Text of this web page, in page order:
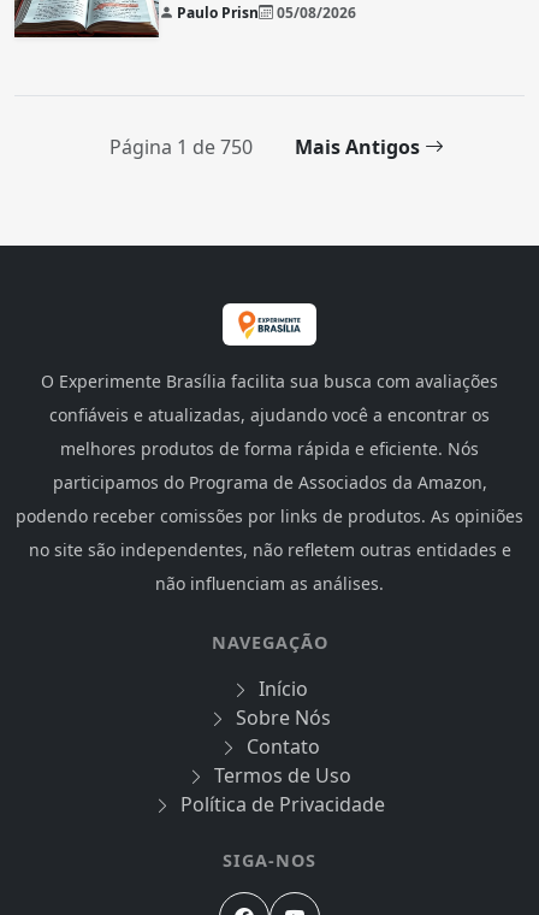
Paulo Prisn 05/08/2026
Página 1 de 750 Mais Antigos
O Experimente Brasília facilita sua busca com avaliações
confiáveis e atualizadas, ajudando você a encontrar os
melhores produtos de forma rápida e eficiente. Nós
participamos do Programa de Associados da Amazon,
podendo receber comissões por links de produtos. As opiniões
no site são independentes, não refletem outras entidades e
não influenciam as análises.
NAVEGAÇÃO
Início
Sobre Nós
Contato
Termos de Uso
Política de Privacidade
SIGA-NOS